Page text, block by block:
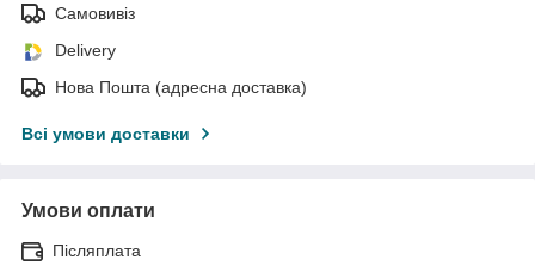
Самовивіз
Delivery
Нова Пошта (адресна доставка)
Всі умови доставки
Умови оплати
Післяплата